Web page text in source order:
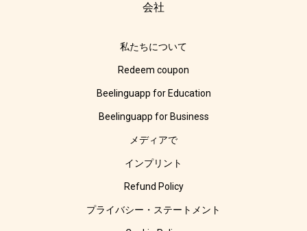
会社
私たちについて
Redeem coupon
Beelinguapp for Education
Beelinguapp for Business
メディアで
インプリント
Refund Policy
プライバシー・ステートメント